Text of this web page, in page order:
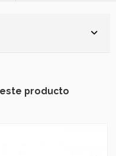
producto